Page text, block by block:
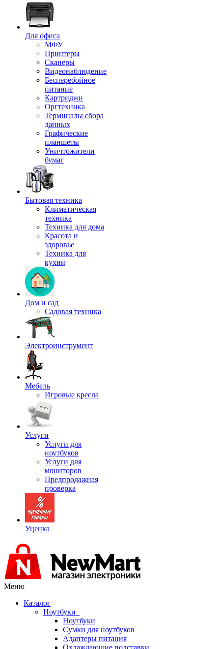
Для офиса
МФУ
Принтеры
Сканеры
Видеонаблюдение
Бесперебойное
питание
Картриджи
Оргтехника
Терминалы сбора
данных
Графические
планшеты
Уничтожители
бумаг
Бытовая техника
Климатическая
техника
Техника для дома
Красота и
здоровье
Техника для
кухни
Дом и сад
Садовая техника
Электроинструмент
Мебель
Игровые кресла
Услуги
Услуги для
ноутбуков
Услуги для
мониторов
Предпродажная
проверка
Уценка
Меню
Каталог
Ноутбуки
Ноутбуки
Сумки для ноутбуков
Адаптеры питания
Охлаждающие подставки